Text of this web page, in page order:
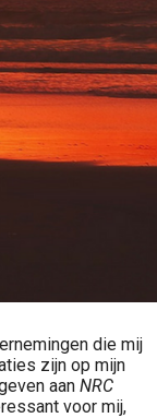
die mij
zijn op mijn
aan NRC
voor mij,